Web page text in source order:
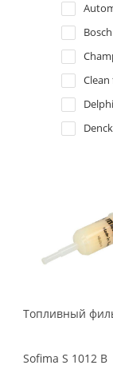
2006
2005
2004
2003
2000
Bosch
Delphi
Febi
JP
Misfat
Топливный
Sofima S 1012 B